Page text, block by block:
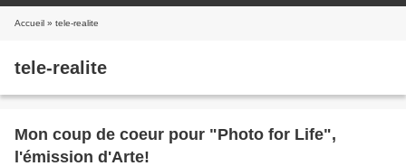
Accueil » tele-realite
tele-realite
Mon coup de coeur pour "Photo for Life",
l'émission d'Arte!